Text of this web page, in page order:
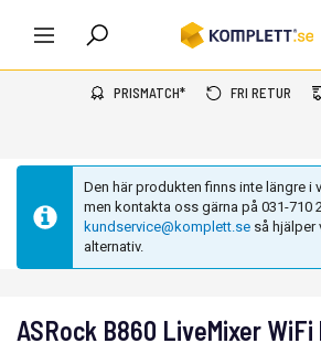
PRISMATCH* FRI RETUR
Den här produkten finns inte längre i
men kontakta oss gärna på 031-710
kundservice@komplett.se så hjälper
alternativ.
ASRock B860 LiveMixer